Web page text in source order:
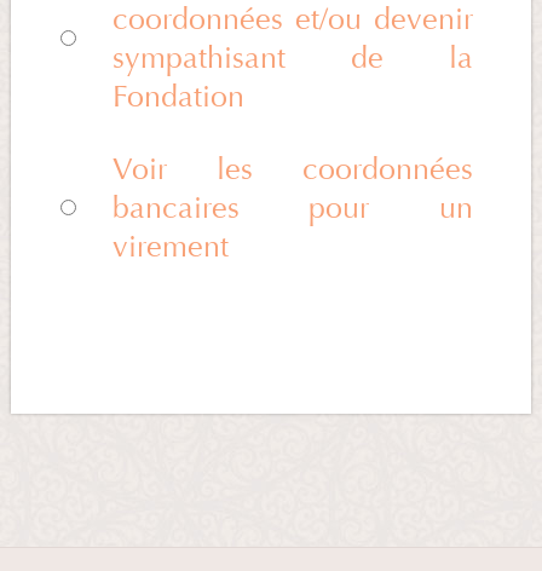
coordonnées et/ou devenir
sympathisant de la
Fondation
Voir les coordonnées
bancaires pour un
virement